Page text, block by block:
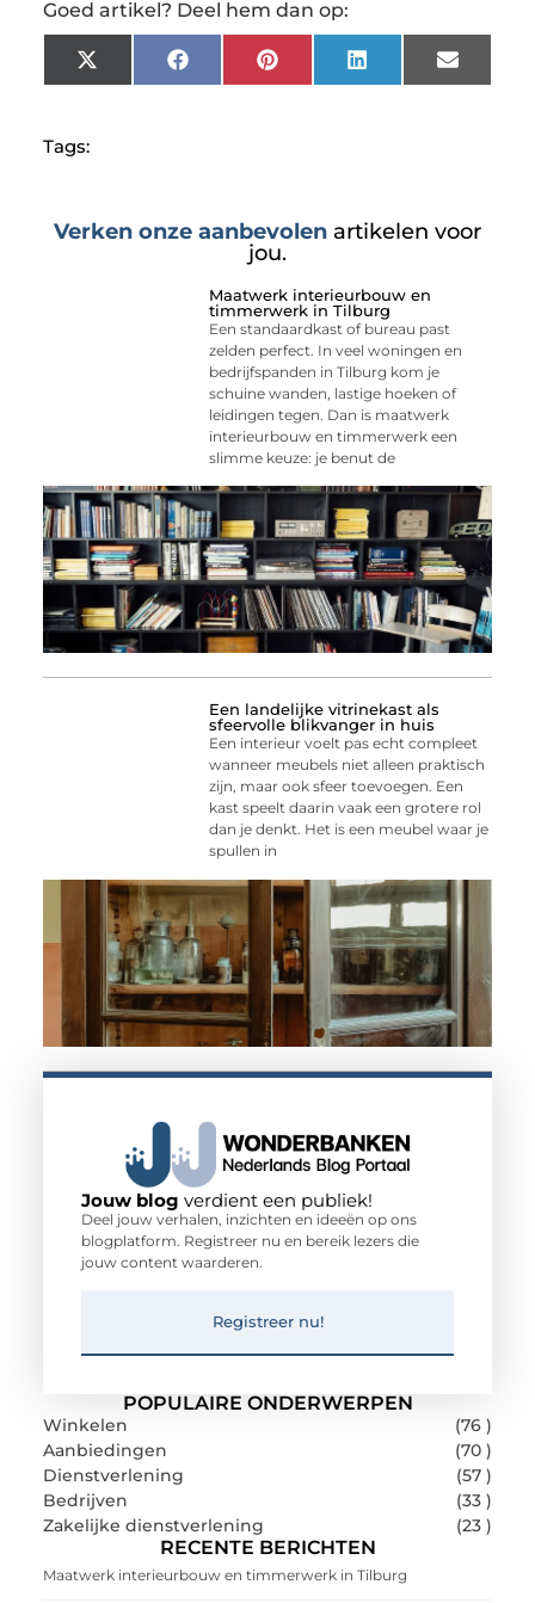
Goed artikel? Deel hem dan op:
X
(Twitter)
FacebookPinterest LinkedIn Email
Tags:
Verken onze aanbevolen artikelen voor
jou.
Maatwerk interieurbouw en
timmerwerk in Tilburg
Een standaardkast of bureau past
zelden perfect. In veel woningen en
bedrijfspanden in Tilburg kom je
schuine wanden, lastige hoeken of
leidingen tegen. Dan is maatwerk
interieurbouw en timmerwerk een
slimme keuze: je benut de
Een landelijke vitrinekast als
sfeervolle blikvanger in huis
Een interieur voelt pas echt compleet
wanneer meubels niet alleen praktisch
zijn, maar ook sfeer toevoegen. Een
kast speelt daarin vaak een grotere rol
dan je denkt. Het is een meubel waar je
spullen in
POPULAIRE ONDERWERPEN
Winkelen
(76 )
Aanbiedingen
(70 )
Dienstverlening
(57 )
Bedrijven
(33 )
Zakelijke dienstverlening
(23 )
RECENTE BERICHTEN
Maatwerk interieurbouw en timmerwerk in Tilburg
Jouw blog verdient een publiek!
Deel jouw verhalen, inzichten en ideeën op ons
blogplatform. Registreer nu en bereik lezers die
jouw content waarderen.
Registreer nu!